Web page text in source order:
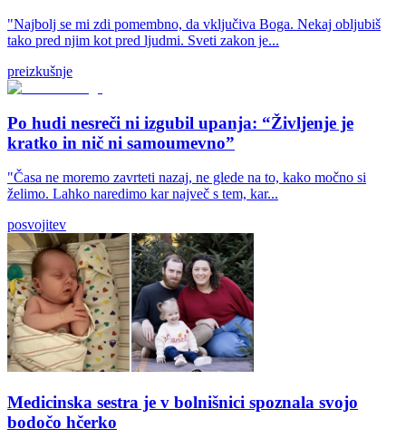
"Najbolj se mi zdi pomembno, da vključiva Boga. Nekaj obljubiš
tako pred njim kot pred ljudmi. Sveti zakon je...
preizkušnje
Po hudi nesreči ni izgubil upanja: “Življenje je
kratko in nič ni samoumevno”
"Časa ne moremo zavrteti nazaj, ne glede na to, kako močno si
želimo. Lahko naredimo kar največ s tem, kar...
posvojitev
Medicinska sestra je v bolnišnici spoznala svojo
bodočo hčerko